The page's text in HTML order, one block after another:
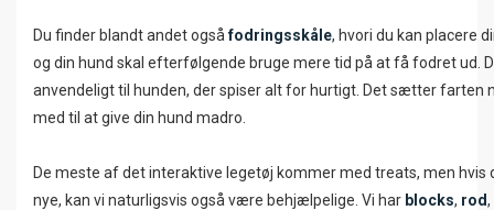
Du finder blandt andet ogsåfodringsskåle, hvori du kan placere
og din hund skal efterfølgende bruge mere tid på at få fodret ud.
anvendeligt til hunden, der spiser alt for hurtigt. Det sætter farten
med til at give din hund madro.
De meste af det interaktive legetøj kommer med treats, men hvis
nye, kan vi naturligsvis også være behjælpelige. Vi har blocks, rod,